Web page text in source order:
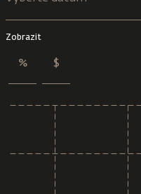
Zobrazit
% $